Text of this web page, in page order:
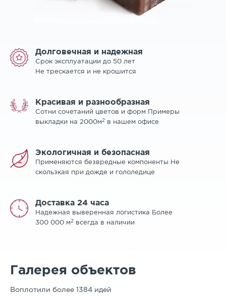
Долговечная и надежная
Срок эксплуатации до 50 лет
Не трескается и не крошится
Красивая и разнообразная
Сотни сочетаний цветов и форм Примеры
выкладки на 2000м2 в нашем офисе
Экологичная и безопасная
Применяются безвредные компоненты Не
скользкая при дожде и гололедице
Доставка 24 часа
Надежная выверенная логистика Более
300 000 м2 всегда в наличии
Галерея объектов
Воплотили более 1384 идей